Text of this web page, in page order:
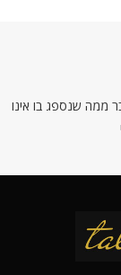
ממה שנספג בו אינו